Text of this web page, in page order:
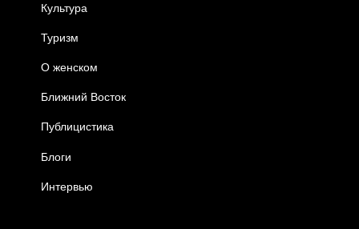
Культура
Туризм
О женском
Ближний Восток
Публицистика
Блоги
Интервью